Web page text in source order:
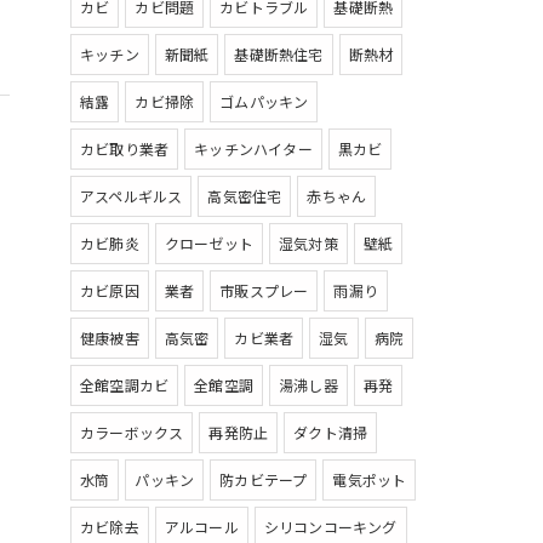
カビ カビ問題 カビトラブル 基礎断熱
キッチン 新聞紙 基礎断熱住宅 断熱材
結露 カビ掃除 ゴムパッキン
カビ取り業者 キッチンハイター 黒カビ
アスペルギルス 高気密住宅 赤ちゃん
カビ肺炎 クローゼット 湿気対策 壁紙
カビ原因 業者 市販スプレー 雨漏り
健康被害 高気密 カビ業者 湿気 病院
全館空調カビ 全館空調 湯沸し器 再発
カラーボックス 再発防止 ダクト清掃
水筒 パッキン 防カビテープ 電気ポット
カビ除去 アルコール シリコンコーキング